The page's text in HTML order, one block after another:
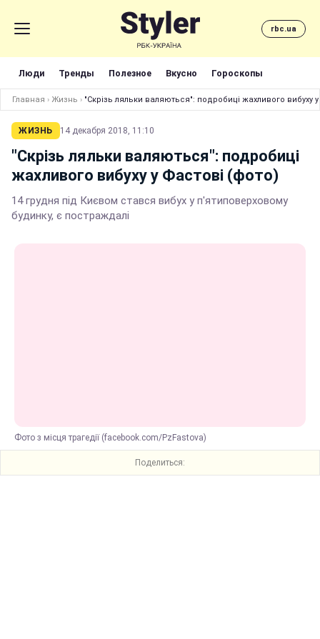
rbc.ua
Люди Тренды Полезное Вкусно Гороскопы
Главная › Жизнь › "Скрізь ляльки валяються": подробиці жахливого вибуху
ЖИЗНЬ 14 декабря 2018, 11:10
"Скрізь ляльки валяються": подробиці
жахливого вибуху у Фастові (фото)
14 грудня під Києвом стався вибух у п'ятиповерховому
будинку, є постраждалі
Фото з місця трагедії (facebook.com/PzFastova)
Поделиться: